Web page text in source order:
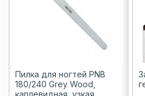
Пилка для ногтей PNB
180/240 Grey Wood,